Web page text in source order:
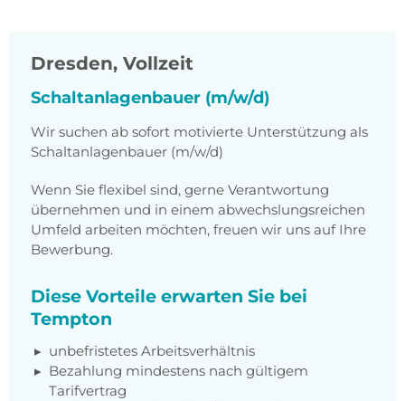
Dresden, Vollzeit
Schaltanlagenbauer (m/w/d)
Wir suchen ab sofort motivierte Unterstützung als
Schaltanlagenbauer (m/w/d)
Wenn Sie flexibel sind, gerne Verantwortung
übernehmen und in einem abwechslungsreichen
Umfeld arbeiten möchten, freuen wir uns auf Ihre
Bewerbung.
Diese Vorteile erwarten Sie bei
Tempton
unbefristetes Arbeitsverhältnis
Bezahlung mindestens nach gültigem
Tarifvertrag